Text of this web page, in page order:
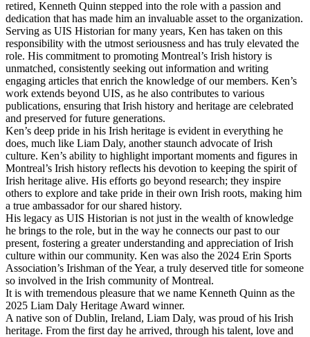
retired, Kenneth Quinn stepped into the role with a passion and
dedication that has made him an invaluable asset to the organization.
Serving as UIS Historian for many years, Ken has taken on this
responsibility with the utmost seriousness and has truly elevated the
role. His commitment to promoting Montreal’s Irish history is
unmatched, consistently seeking out information and writing
engaging articles that enrich the knowledge of our members. Ken’s
work extends beyond UIS, as he also contributes to various
publications, ensuring that Irish history and heritage are celebrated
and preserved for future generations.
Ken’s deep pride in his Irish heritage is evident in everything he
does, much like Liam Daly, another staunch advocate of Irish
culture. Ken’s ability to highlight important moments and figures in
Montreal’s Irish history reflects his devotion to keeping the spirit of
Irish heritage alive. His efforts go beyond research; they inspire
others to explore and take pride in their own Irish roots, making him
a true ambassador for our shared history.
His legacy as UIS Historian is not just in the wealth of knowledge
he brings to the role, but in the way he connects our past to our
present, fostering a greater understanding and appreciation of Irish
culture within our community. Ken was also the 2024 Erin Sports
Association’s Irishman of the Year, a truly deserved title for someone
so involved in the Irish community of Montreal.
It is with tremendous pleasure that we name Kenneth Quinn as the
2025 Liam Daly Heritage Award winner.
A native son of Dublin, Ireland, Liam Daly, was proud of his Irish
heritage. From the first day he arrived, through his talent, love and